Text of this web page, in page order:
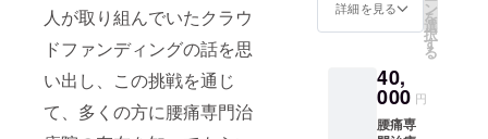
人が取り組んでいたクラウ
ドファンディングの話を思
い出し、この挑戦を通じ
て、多くの方に腰痛専門治
付いて
能）を
知って
頂きビ
ジネス
とした
問診と
検査の
あなた
の腰痛
の症
状・状
詳細を見る ン
を
選
択
す
る
40,
000 円
腰痛専